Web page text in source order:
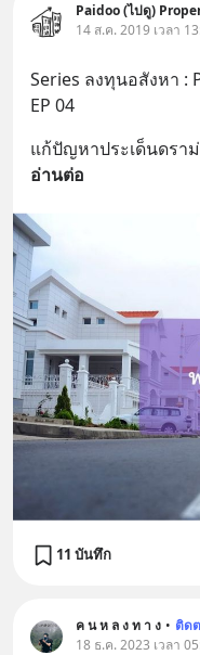
Paidoo (ไปดู)
14 ส.ค. 2019 เวลา
Series ลงทุนอสังหา :
EP 04
แก้ปัญหาประเด็นดรา
อ่านต่อ
11 บันทึก
ค น ห ล ง ท า ง • ติด
18 ธ.ค. 2023 เวลา